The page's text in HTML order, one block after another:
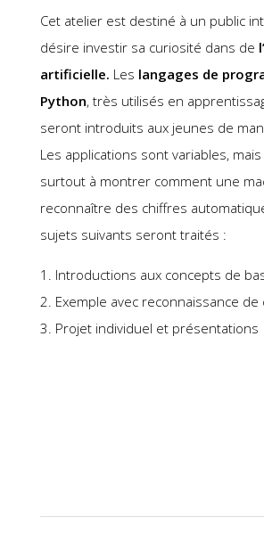
Cet atelier est destiné à un public
désire investir sa curiosité dans de
artificielle. Les langages de
Python, très utilisés en
seront introduits aux jeunes de
Les applications sont variables, mais
surtout à montrer comment une
reconnaître des chiffres
sujets suivants seront traités :
1. Introductions aux concepts de
2. Exemple avec reconnaissance de
3. Projet individuel et présentations